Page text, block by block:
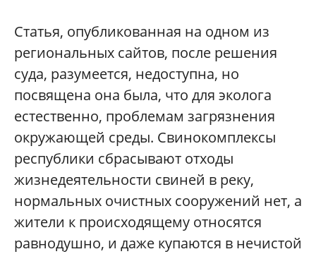
Статья, опубликованная на одном из
региональных сайтов, после решения
суда, разумеется, недоступна, но
посвящена она была, что для эколога
естественно, проблемам загрязнения
окружающей среды. Свинокомплексы
республики сбрасывают отходы
жизнедеятельности свиней в реку,
нормальных очистных сооружений нет, а
жители к происходящему относятся
равнодушно, и даже купаются в нечистой